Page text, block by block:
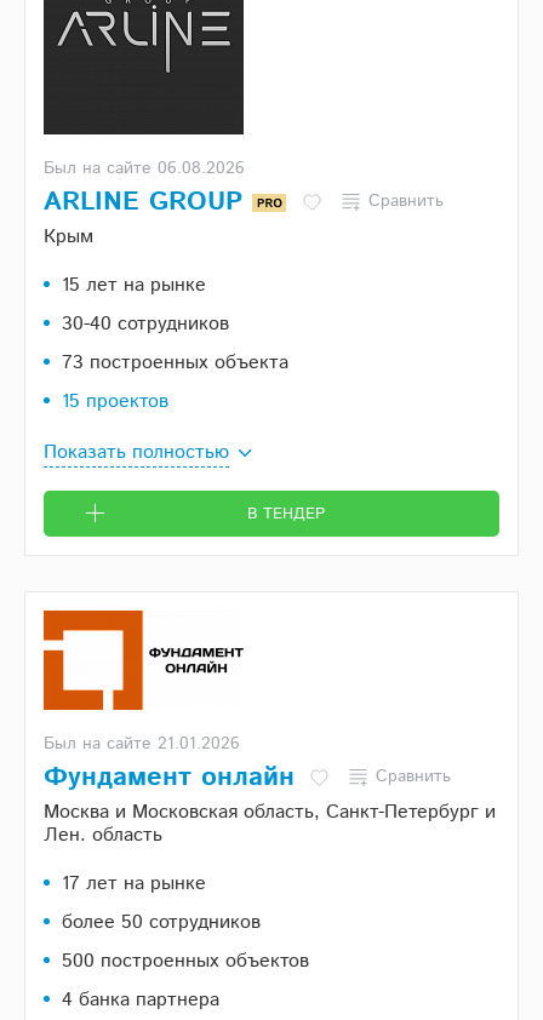
Был на сайте 06.08.2026
ARLINE GROUP Сравнить
Крым
15 лет на рынке
30-40 сотрудников
73 построенных объекта
15 проектов
Показать полностью
В ТЕНДЕР
Был на сайте 21.01.2026
Фундамент онлайн Сравнить
Москва и Московская область, Санкт-Петербург и
Лен. область
17 лет на рынке
более 50 сотрудников
500 построенных объектов
4 банка партнера